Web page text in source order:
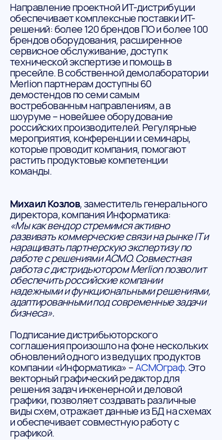
Направление проектной ИТ-дистрибуции
обеспечивает комплексные поставки ИТ-
решений: более 120 брендов ПО и более 100
брендов оборудования, расширенное
сервисное обслуживание, доступ к
технической экспертизе и помощь в
пресейле. В собственной демолаборатории
Merlion партнерам доступны 60
демостендов по семи самым
востребованным направлениям, а в
шоуруме – новейшее оборудование
российских производителей. Регулярные
мероприятия, конференции и семинары,
которые проводит компания, помогают
растить продуктовые компетенции
команды.
Михаил Козлов, заместитель генерального
директора, компания Информатика:
«Мы как вендор стремимся активно
развивать коммерческие связи на рынке IT и
наращивать партнерскую экспертизу по
работе с решениями АСМО. Совместная
работа с дистридьютором Merlion позволит
обеспечить российские компании
надежными и функциональными решениями,
адаптированными под современные задачи
бизнеса».
Подписание дистрибьюторского
соглашения произошло на фоне нескольких
обновлений одного из ведущих продуктов
компании «Информатика» –АСМОграф. Это
векторный графический редактор для
решения задач инженерной и деловой
графики, позволяет создавать различные
виды схем, отражает данные из БД на схемах
и обеспечивает совместную работу с
графикой.